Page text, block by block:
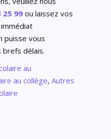
25 99 ou laissez vos
puisse vous
brefs délais.
au
au collège, Autres